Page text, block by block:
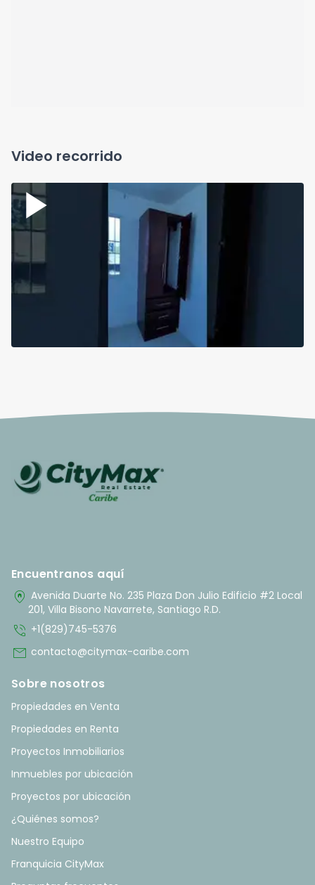
Video recorrido
Encuentranos aquí
home_pin Avenida Duarte No. 235 Plaza Don Julio Edificio #2 Local
201, Villa Bisono Navarrete, Santiago R.D.
phone_in_talk +1(829)745-5376
mail contacto@citymax-caribe.com
Sobre nosotros
Propiedades en Venta
Propiedades en Renta
Proyectos Inmobiliarios
Inmuebles por ubicación
Proyectos por ubicación
¿Quiénes somos?
Nuestro Equipo
Franquicia CityMax